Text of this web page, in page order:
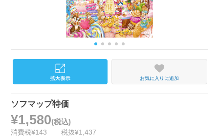
お気に入りに追加
ソフマップ特価
¥1,580(税込)
消費税¥143 税抜¥1,437